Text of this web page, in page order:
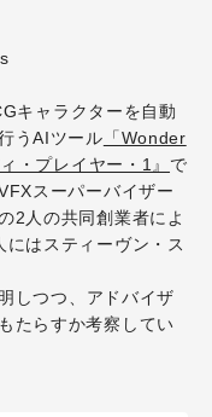
キャラクターを自動
うAIツール 「Wonder
ィ・プレイヤー・1』 で
スーパーバイザー
2人の共同創業者によ
はスティーヴン・ス
しつつ、アドバイザ
たらすか考察してい